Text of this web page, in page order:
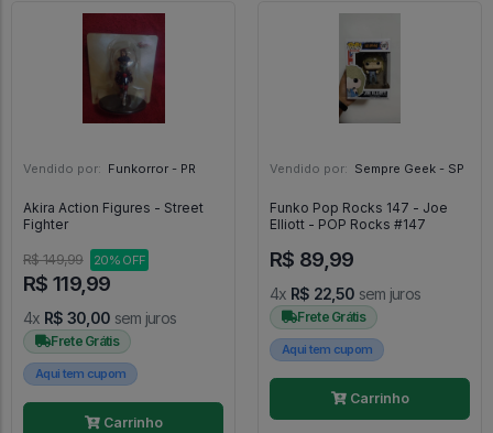
Vendido por: Funkorror - PR
Akira Action Figures - Street
Fighter
R$ 149,99 20% OFF
R$ 119,99
4x R$ 30,00 sem juros
Frete Grátis
Aqui tem cupom
Carrinho
Vendido por: Sempre Geek - SP
Funko Pop Rocks 147 - Joe
Elliott - POP Rocks #147
R$ 89,99
4x R$ 22,50 sem juros
Frete Grátis
Aqui tem cupom
Carrinho